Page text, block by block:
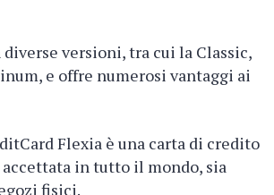
versioni, tra cui la Classic,
e offre numerosi vantaggi ai
Flexia è una carta di credito
in tutto il mondo, sia
fisici.